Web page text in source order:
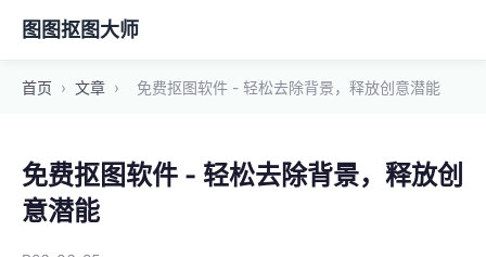
图图抠图大师
首页 › 文章 › 免费抠图软件 - 轻松去除背景，释放创意潜能
免费抠图软件 - 轻松去除背景，释放创
意潜能